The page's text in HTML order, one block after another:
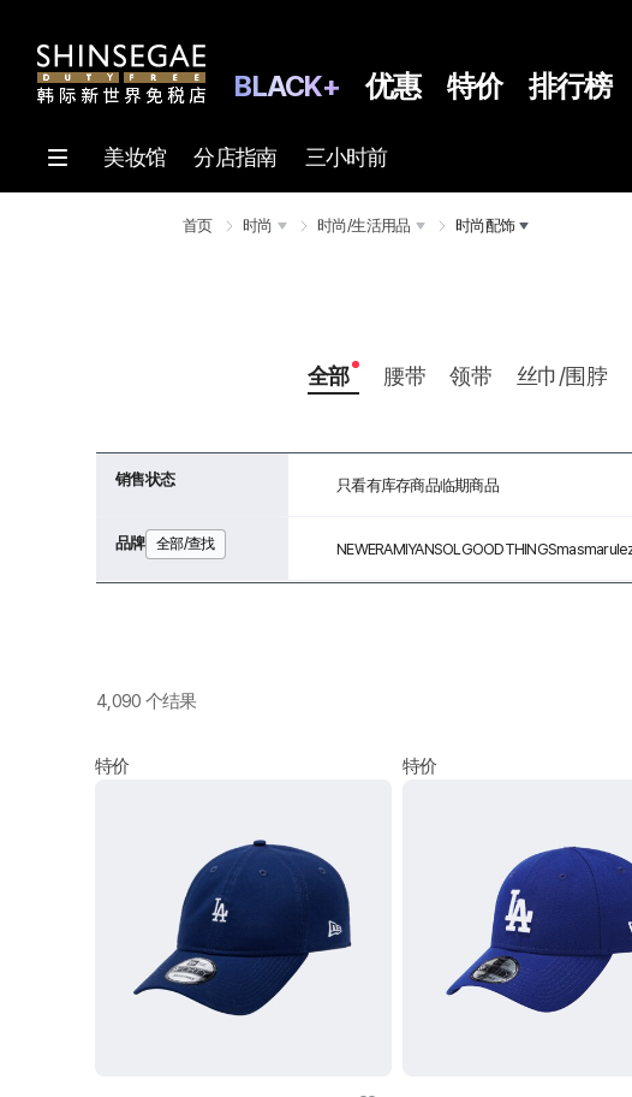
BLACK+ 优惠 特价 排行榜
美妆馆 分店指南 三小时前
首页 时尚 时尚/生活用品 时尚配饰
全部 腰带 领带 丝巾/围脖
销售状态 只看有库存商品临期商品
品牌 全部/查找 NEWERAMIYANSOL GOODTHINGS
4,090 个结果
特价 特价